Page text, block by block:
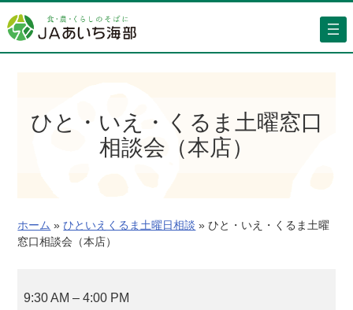
容
を
ひと・いえ・くるま土曜窓口
相談会（本店）
ホーム » ひといえくるま土曜日相談 » ひと・いえ・くるま土曜
窓口相談会（本店）
と
9:30 AM –4:00 PM